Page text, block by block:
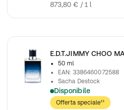
873,80 € / 1 l
E.D.T.JIMMY CHOO
50 ml
EAN: 3386460072588
Sacha Destock
Disponibile
Jimmy Choo Uomo Blu
Offerta speciale¹¹